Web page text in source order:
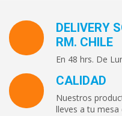
DELIVERY
RM. CHILE
En 48 hrs. De
CALIDAD
Nuestros
lleves a tu